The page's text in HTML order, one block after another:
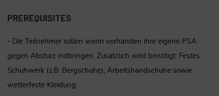
PREREQUISITES
- Die Teilnehmer sollen wenn vorhanden ihre eigene PSA
gegen Absturz mitbringen. Zusätzlich wird benötigt: Festes
Schuhwerk (z.B. Bergschuhe), Arbeitshandschuhe sowie
wetterfeste Kleidung.